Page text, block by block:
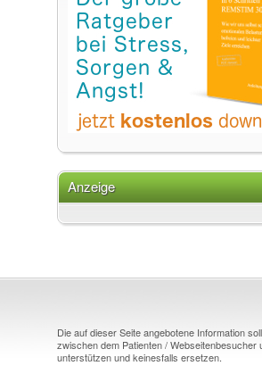
Anzeige
Die auf dieser Seite angebotene Information
zwischen dem Patienten / Webseitenbesucher
unterstützen und keinesfalls ersetzen.